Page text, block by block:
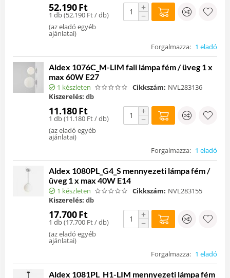
52.190Ft
1 db (52.190 Ft/ db)
(az eladó egyéb
ajánlatai)
+
−
Forgalmazza: 1 eladó
Aldex 1076C_M-LIM fali lámpa fém / üveg 1 x
max 60W E27
1 készleten Cikkszám: NVL283136
Kiszerelés: db
11.180Ft
1 db (11.180 Ft/ db)
(az eladó egyéb
ajánlatai)
+
−
Forgalmazza: 1 eladó
Aldex 1080PL_G4_S mennyezeti lámpa fém /
üveg 1 x max 40W E14
1 készleten Cikkszám: NVL283155
Kiszerelés: db
17.700Ft
1 db (17.700 Ft/ db)
(az eladó egyéb
ajánlatai)
+
−
Forgalmazza: 1 eladó
Aldex 1081PL_H1-LIM mennyezeti lámpa fém